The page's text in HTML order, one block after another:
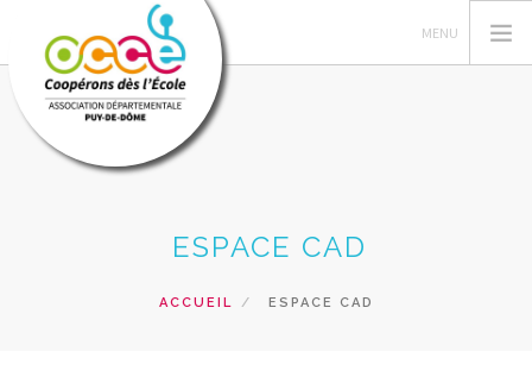
GERER SA COOPERATIVEESPACE CAD
ACCUEIL ESPACE CAD